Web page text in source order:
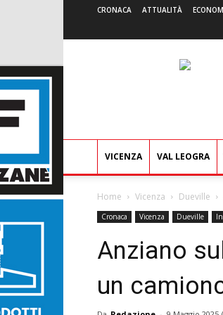
CRONACA ATTUALITÀ
VICENZA VAL LEOGRA
Home Vicenza Dueville
Cronaca Vicenza Dueville
Anziano
un